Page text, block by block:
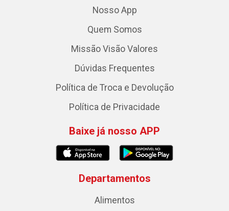
Nosso App
Quem Somos
Missão Visão Valores
Dúvidas Frequentes
Política de Troca e Devolução
Política de Privacidade
Baixe já nosso APP
Departamentos
Alimentos